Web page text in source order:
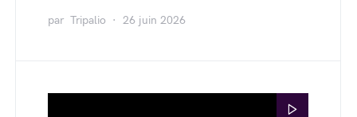
par Tripalio 26 juin 2026